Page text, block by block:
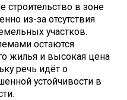
строительство в зоне
из-за отсутствия
участков.
остаются
жилья и высокая цена
речь идёт о
устойчивости в